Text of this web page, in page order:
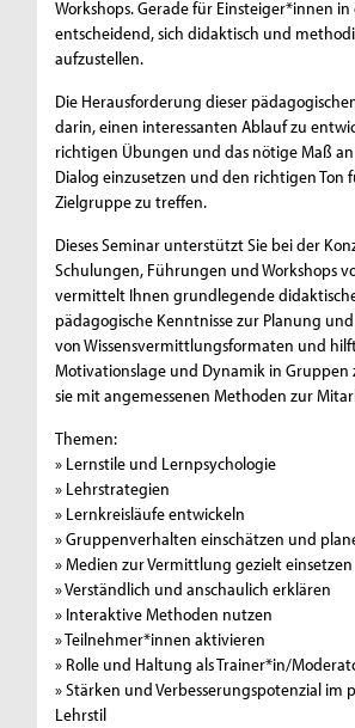
Workshops. Gerade für Einsteiger*innen in
entscheidend, sich didaktisch und
aufzustellen.
Die Herausforderung dieser
darin, einen interessanten Ablauf zu
richtigen Übungen und das nötige Maß
Dialog einzusetzen und den richtigen Ton
Zielgruppe zu treffen.
Dieses Seminar unterstützt Sie bei der
Schulungen, Führungen und Workshops
vermittelt Ihnen grundlegende
pädagogische Kenntnisse zur Planung
von Wissensvermittlungsformaten und
Motivationslage und Dynamik in Gruppen
sie mit angemessenen Methoden zur
Themen:
» Lernstile und Lernpsychologie
» Lehrstrategien
» Lernkreisläufe entwickeln
» Gruppenverhalten einschätzen und
» Medien zur Vermittlung gezielt einsetzen
» Verständlich und anschaulich erklären
» Interaktive Methoden nutzen
» Teilnehmer*innen aktivieren
» Rolle und Haltung als Trainer*in/
» Stärken und Verbesserungspotenzial im
Lehrstil